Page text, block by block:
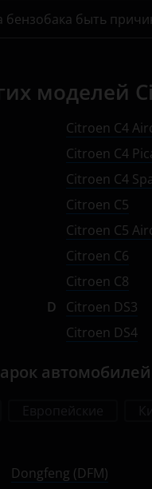
бензобака быть
моделей
Citroen C4
Citroen C4
Citroen C4
Citroen C5
Citroen C5
Citroen C6
Citroen C8
D
Citroen DS3
Citroen DS4
автомобилей
Dongfeng (DFM)